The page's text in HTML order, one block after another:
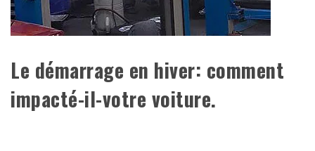
Le démarrage en hiver: comment
impacté-il-votre voiture.